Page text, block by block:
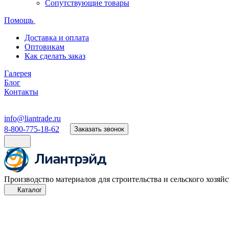
Сопутствующие товары
Помощь
Доставка и оплата
Оптовикам
Как сделать заказ
Галерея
Блог
Контакты
info@liantrade.ru
8-800-775-18-62
Заказать звонок
Производство материалов для строительства и сельского
Каталог